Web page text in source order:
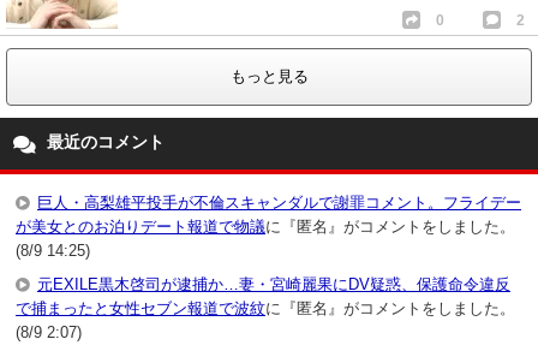
0 2
もっと見る
最近のコメント
巨人・高梨雄平投手が不倫スキャンダルで謝罪コメント。フライデー
が美女とのお泊りデート報道で物議に『匿名』がコメントをしました。
(8/9 14:25)
元EXILE黒木啓司が逮捕か…妻・宮崎麗果にDV疑惑、保護命令違反
で捕まったと女性セブン報道で波紋に『匿名』がコメントをしました。
(8/9 2:07)